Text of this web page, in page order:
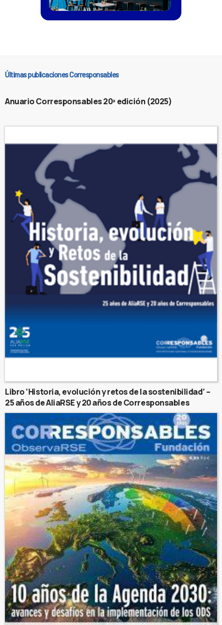
Últimas publicaciones Corresponsables
Anuario Corresponsables 20ª edición (2025)
Libro ‘Historia, evolución y retos de la sostenibilidad’ –
25 años de AliaRSE y 20 años de Corresponsables